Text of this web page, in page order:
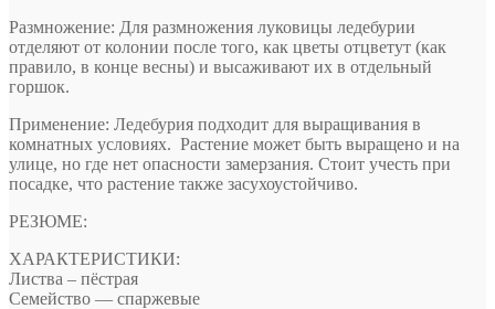
Размножение: Для размножения луковицы ледебурии
отделяют от колонии после того, как цветы отцветут (как
правило, в конце весны) и высаживают их в отдельный
горшок.
Применение: Ледебурия подходит для выращивания в
комнатных условиях. Растение может быть выращено и на
улице, но где нет опасности замерзания. Стоит учесть при
посадке, что растение также засухоустойчиво.
РЕЗЮМЕ:
ХАРАКТЕРИСТИКИ:
Листва – пёстрая
Семейство — спаржевые